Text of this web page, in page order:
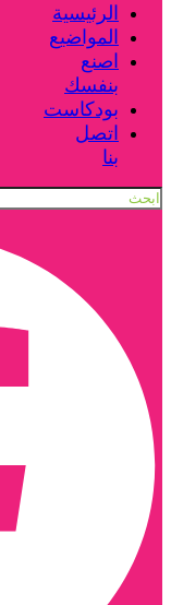
الرئيسية
المواضيع
اصنع
بنفسك
بودكاست
اتصل
بنا